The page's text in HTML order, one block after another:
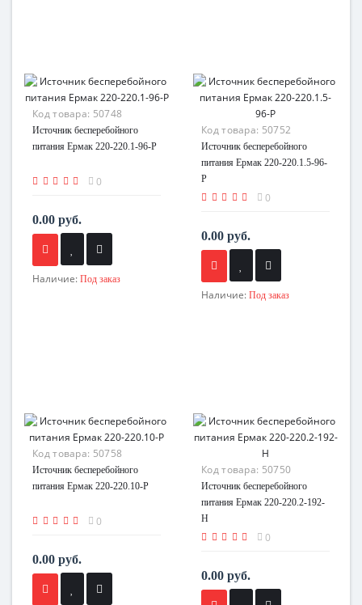
Код товара: 50748
Источник бесперебойного
питания Ермак 220-220.1-96-Р
0
0.00 руб.
Наличие: Под заказ
Код товара: 50752
Источник бесперебойного
питания Ермак 220-220.1.5-96-
Р
0
0.00 руб.
Наличие: Под заказ
Код товара: 50758
Источник бесперебойного
питания Ермак 220-220.10-Р
0
0.00 руб.
Код товара: 50750
Источник бесперебойного
питания Ермак 220-220.2-192-
H
0
0.00 руб.